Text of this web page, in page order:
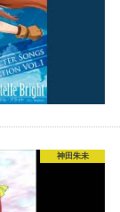
神田朱未